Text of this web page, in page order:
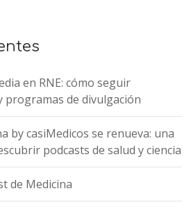
en RNE: cómo seguir
programas de divulgación
by casiMedicos se renueva: una
podcasts de salud y ciencia
de Medicina